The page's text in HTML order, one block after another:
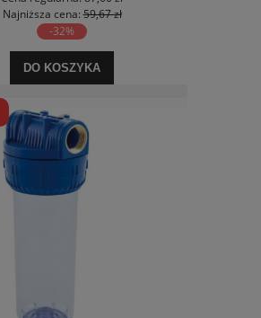
Najniższa cena:59,67 zł
-32%
DO KOSZYKA